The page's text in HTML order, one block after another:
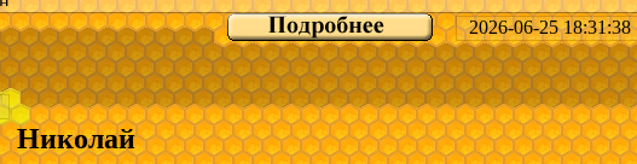
продуктов пчеловодство
всей России
и прайс скину в мессенджеры.
2026-06-25 18:31:38
Николай